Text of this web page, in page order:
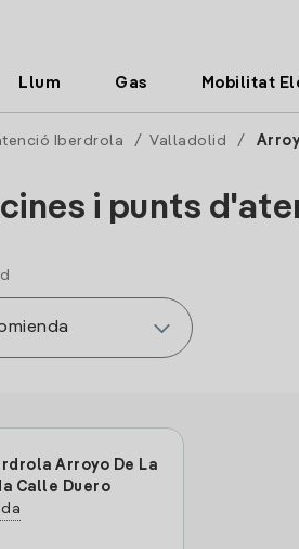
Llum Gas Mobilitat
Iberdrola / Valladolid /
i punts
Arroyo De La
Calle Duero